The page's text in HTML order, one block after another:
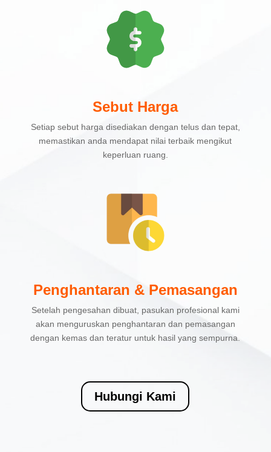
Sebut Harga
Setiap sebut harga disediakan dengan telus dan tepat,
memastikan anda mendapat nilai terbaik mengikut
keperluan ruang.
Penghantaran & Pemasangan
Setelah pengesahan dibuat, pasukan profesional kami
akan menguruskan penghantaran dan pemasangan
dengan kemas dan teratur untuk hasil yang sempurna.
Hubungi Kami